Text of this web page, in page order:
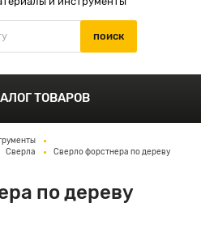
ТОВАРОВ
Сверла
Сверло форстнера по дереву
по дереву